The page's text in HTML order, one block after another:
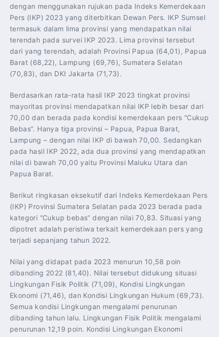
dengan menggunakan rujukan pada Indeks Kemerdekaan
Pers (IKP) 2023 yang diterbitkan Dewan Pers. IKP Sumsel
termasuk dalam lima provinsi yang mendapatkan nilai
terendah pada survei IKP 2023. Lima provinsi tersebut
dari yang terendah, adalah Provinsi Papua (64,01), Papua
Barat (68,22), Lampung (69,76), Sumatera Selatan
(70,83), dan DKI Jakarta (71,73).
Berdasarkan rata-rata hasil IKP 2023 tingkat provinsi
mayoritas provinsi mendapatkan nilai IKP lebih besar dari
70,00 dan berada pada kondisi kemerdekaan pers “Cukup
Bebas”. Hanya tiga provinsi – Papua, Papua Barat,
Lampung – dengan nilai IKP di bawah 70,00. Sedangkan
pada hasil IKP 2022, ada dua provinsi yang mendapatkan
nilai di bawah 70,00 yaitu Provinsi Maluku Utara dan
Papua Barat.
Berikut ringkasan eksekutif dari Indeks Kemerdekaan Pers
(IKP) Provinsi Sumatera Selatan pada 2023 berada pada
kategori “Cukup bebas” dengan nilai 70,83. Situasi yang
dipotret adalah peristiwa terkait kemerdekaan pers yang
terjadi sepanjang tahun 2022.
Nilai yang didapat pada 2023 menurun 10,58 poin
dibanding 2022 (81,40). Nilai tersebut didukung situasi
Lingkungan Fisik Politik (71,09), Kondisi Lingkungan
Ekonomi (71,46), dan Kondisi Lingkungan Hukum (69,73).
Semua kondisi Lingkungan mengalami penurunan
dibanding tahun lalu. Lingkungan Fisik Politik mengalami
penurunan 12,19 poin. Kondisi Lingkungan Ekonomi